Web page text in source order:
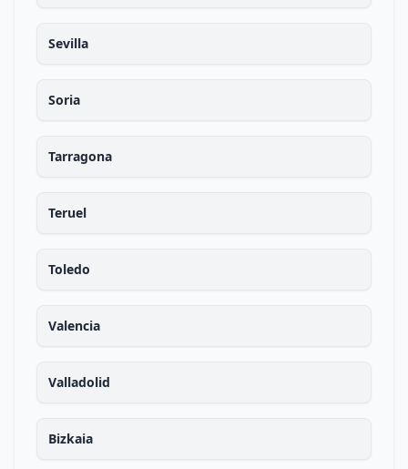
Sevilla
Soria
Tarragona
Teruel
Toledo
Valencia
Valladolid
Bizkaia